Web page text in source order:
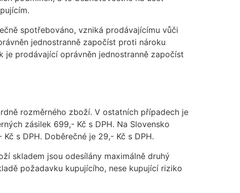
spotřebováno, vzniká prodávajícímu vůči
jednostranně započíst proti nároku
je prodávající oprávněn jednostranně započíst
rozměrného zboží. V ostatních případech je
zásilek 699,- Kč s DPH. Na Slovensko
s DPH. Doběrečné je 29,- Kč s DPH.
skladem jsou odesílány maximálně druhý
požadavku kupujícího, nese kupující riziko